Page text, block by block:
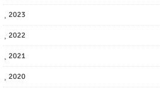
2023
2022
2021
2020